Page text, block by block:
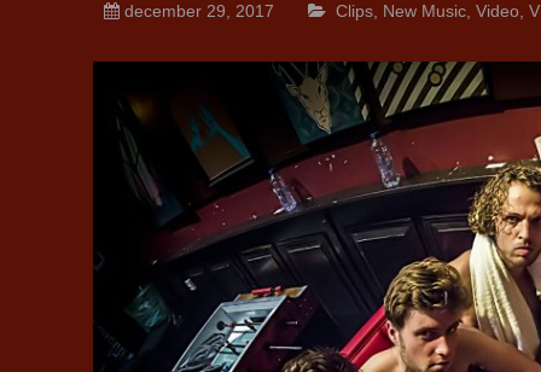
december 29, 2017 Clips New Music Video